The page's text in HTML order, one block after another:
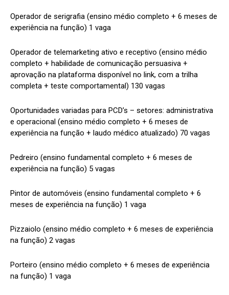
Operador de serigrafia (ensino médio completo + 6 meses de
experiência na função) 1 vaga
Operador de telemarketing ativo e receptivo (ensino médio
completo + habilidade de comunicação persuasiva +
aprovação na plataforma disponível no link, com a trilha
completa + teste comportamental) 130 vagas
Oportunidades variadas para PCD’s – setores: administrativa
e operacional (ensino médio completo + 6 meses de
experiência na função + laudo médico atualizado) 70 vagas
Pedreiro (ensino fundamental completo + 6 meses de
experiência na função) 5 vagas
Pintor de automóveis (ensino fundamental completo + 6
meses de experiência na função) 1 vaga
Pizzaiolo (ensino médio completo + 6 meses de experiência
na função) 2 vagas
Porteiro (ensino médio completo + 6 meses de experiência
na função) 1 vaga